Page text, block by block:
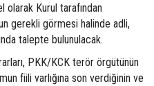
olarak Kurul tarafından
gerekli görmesi halinde adli,
talepte bulunulacak.
PKK/KCK terör örgütünün
fiili varlığına son verdiğinin ve